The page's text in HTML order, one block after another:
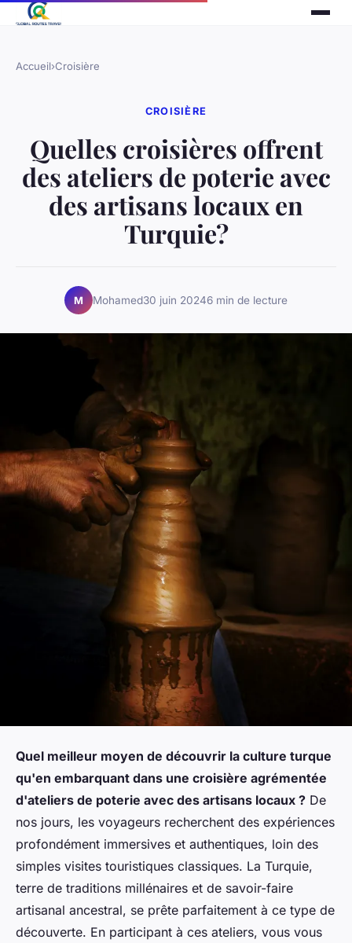
Accueil›Croisière
CROISIÈRE
Quelles croisières offrent
des ateliers de poterie avec
des artisans locaux en
Turquie?
M Mohamed30 juin 20246 min de lecture
Quel meilleur moyen de découvrir la culture turque
qu'en embarquant dans une croisière agrémentée
d'ateliers de poterie avec des artisans locaux ? De
nos jours, les voyageurs recherchent des expériences
profondément immersives et authentiques, loin des
simples visites touristiques classiques. La Turquie,
terre de traditions millénaires et de savoir-faire
artisanal ancestral, se prête parfaitement à ce type de
découverte. En participant à ces ateliers, vous vous